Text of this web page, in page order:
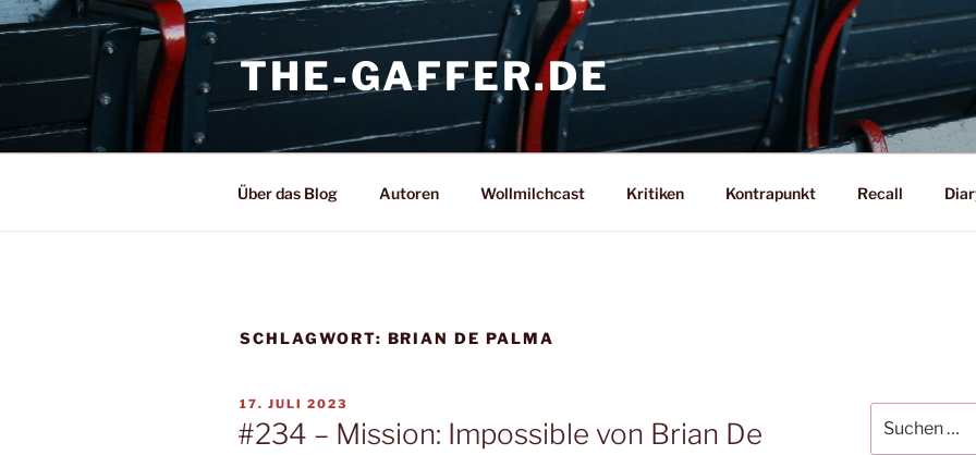
Zum
Inhalt
THE-GAFFER.DE
Über das Blog Autoren Wollmilchcast Kritiken Kontrapunkt Recall
SCHLAGWORT: BRIAN DE PALMA
VERÖFFENTLICHT
AM
17. JULI 2023
#234 – Mission: Impossible von Brian De
nach: